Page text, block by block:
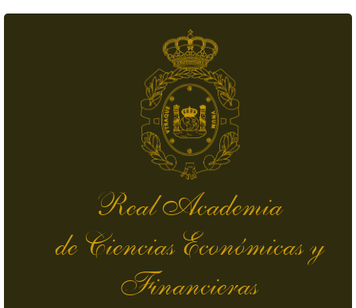
Real Academia
de Ciencias Económicas y
Financieras